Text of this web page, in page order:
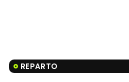
REPARTO